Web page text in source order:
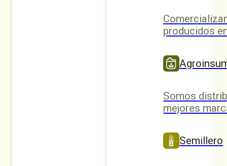
producidos
Somos
mejores
Semillero